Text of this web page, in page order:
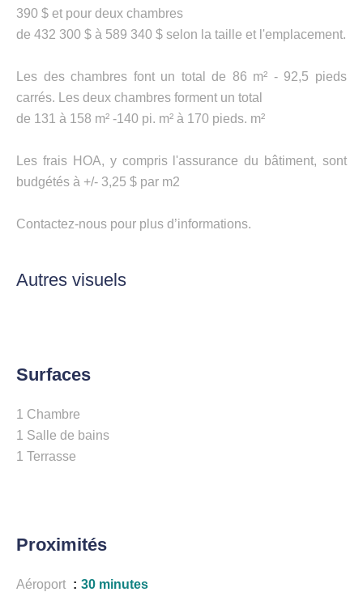
390 $ et pour deux chambres
de 432 300 $ à 589 340 $ selon la taille et l'emplacement.
Les des chambres font un total de 86 m² - 92,5 pieds
carrés. Les deux chambres forment un total
de 131 à 158 m² -140 pi. m² à 170 pieds. m²
Les frais HOA, y compris l'assurance du bâtiment, sont
budgétés à +/- 3,25 $ par m2
Contactez-nous pour plus d’informations.
Autres visuels
Surfaces
1 Chambre
1 Salle de bains
1 Terrasse
Proximités
Aéroport
30 minutes